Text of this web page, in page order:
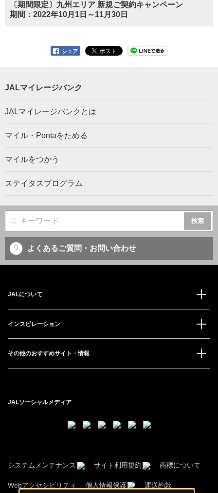
〔期間限定〕九州エリア 新規ご契約キャンペーン
期間：2022年10月1日～11月30日
シェア
JALマイレージバンク
JALマイレージバンクとは
マイル・Pontaをためる
マイルをつかう
ステイタスプログラム
サイト内検索
よくあるご質問・お問い合わせ
JALについて
インスピレーション
その他のおすすめサイト・情報
JALソーシャルメディア
システムメンテナンス サイト利用規約 商標について
Webアクセシビリティ 個人情報保護 運送約款